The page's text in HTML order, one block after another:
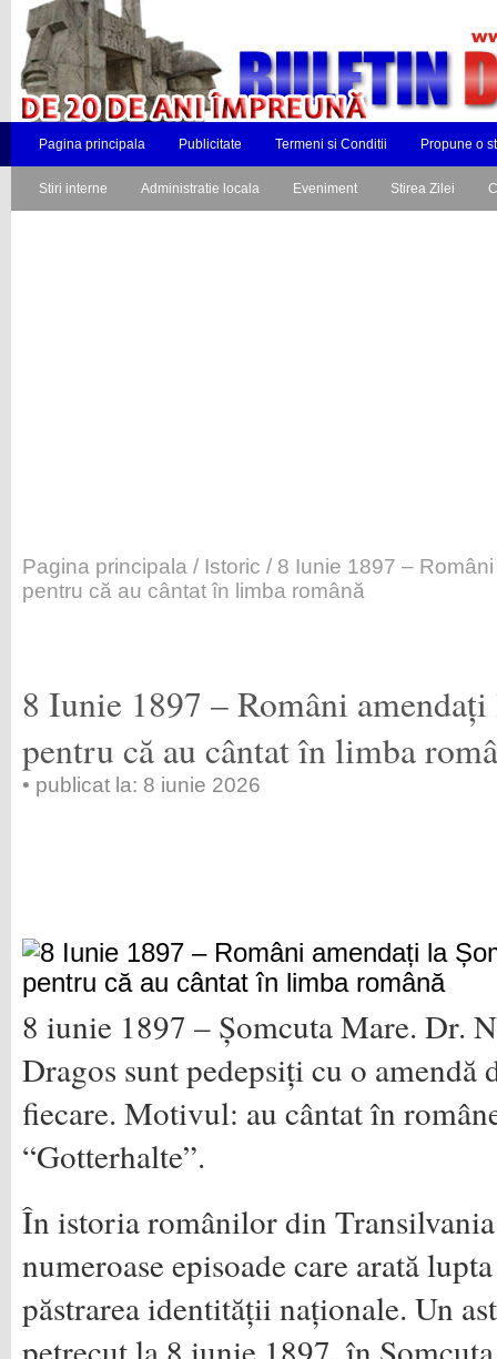
Pagina principala Publicitate Termeni si Conditii Propune o
Stiri interne Administratie locala Eveniment Stirea Zilei
Pagina principala / Istoric / 8 Iunie 1897 –
pentru că au cântat în limba română
8 Iunie 1897 – Români
pentru că au cântat în limba
• publicat la: 8 iunie 2026
8 iunie 1897 – Șomcuta Mare. Dr.
Dragos sunt pedepsiți cu o amendă
fiecare. Motivul: au cântat în
“Gotterhalte”.
În istoria românilor din
numeroase episoade care arată
păstrarea identității naționale. Un